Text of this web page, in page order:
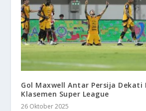
Gol Maxwell Antar Persija Dekati
Klasemen Super League
26 Oktober 2025